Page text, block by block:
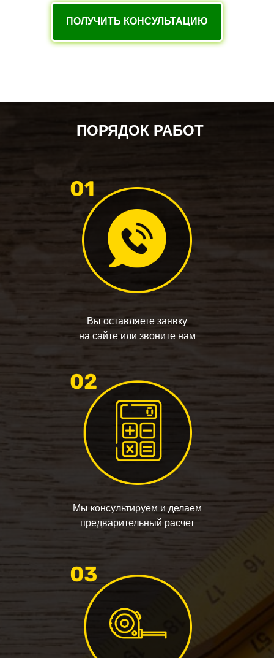
ПОЛУЧИТЬ КОНСУЛЬТАЦИЮ
Вы оставляете заявку
на сайте или звоните нам
Мы консультируем и делаем
предварительный расчет
ПОРЯДОК РАБОТ